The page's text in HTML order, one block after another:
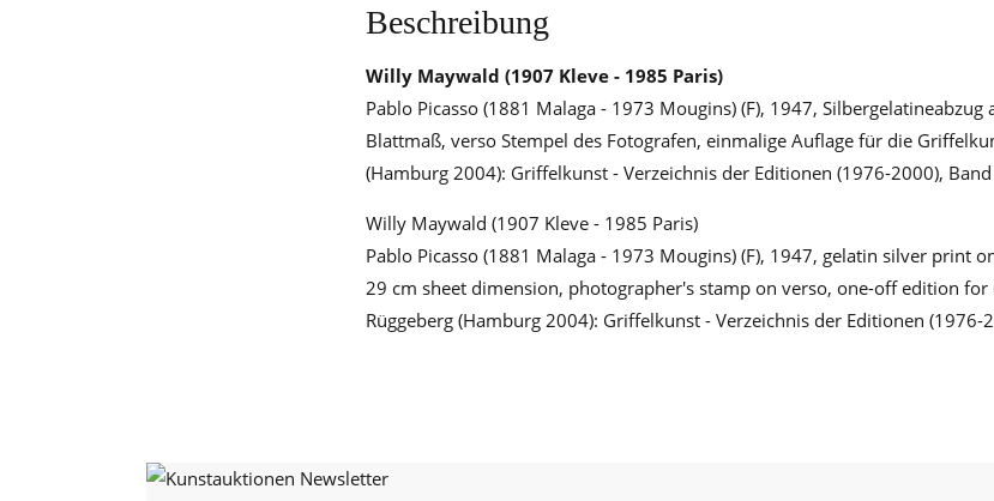
Beschreibung
Willy Maywald (1907 Kleve - 1985 Paris)
Pablo Picasso (1881 Malaga - 1973 Mougins) (F), 1947,
Blattmaß, verso Stempel des Fotografen, einmalige Auflage für die
(Hamburg 2004): Griffelkunst - Verzeichnis der Editionen (1976-2000),
Willy Maywald (1907 Kleve - 1985 Paris)
Pablo Picasso (1881 Malaga - 1973 Mougins) (F), 1947, gelatin silver print
29 cm sheet dimension, photographer's stamp on verso, one-off edition
Rüggeberg (Hamburg 2004): Griffelkunst - Verzeichnis der Editionen (1976-